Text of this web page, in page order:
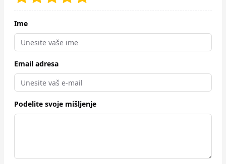
Ime
Email adresa
Podelite svoje mišljenje